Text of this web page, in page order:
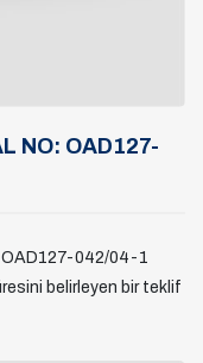
NO: OAD127-
OAD127-042/04-1
belirleyen bir teklif